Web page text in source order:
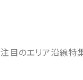
注目のエリア沿線特